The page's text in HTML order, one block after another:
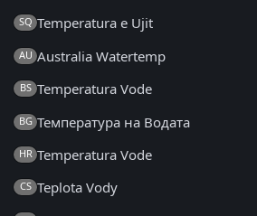
SQ Temperatura e Ujit
AU Australia Watertemp
BS Temperatura Vode
BG Температура на Водата
HR Temperatura Vode
CS Teplota Vody